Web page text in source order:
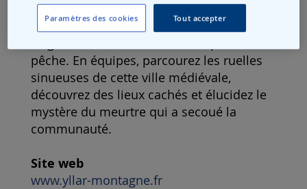
Plongez dans l’histoire d’Yvoire au 14ème
siècle, où chevaliers, marchands et
pêche. En équipes, parcourez les ruelles
sinueuses de cette ville médiévale,
découvrez des lieux cachés et élucidez le
mystère du meurtre qui a secoué la
communauté.
Site web
www.yllar-montagne.fr
Paramètres des cookies Tout accepter